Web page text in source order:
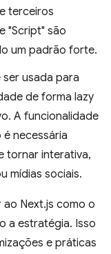
terceiros
"Script" são
um padrão forte.
usada para
de forma lazy
A funcionalidade
necessária
tornar interativa,
mídias sociais.
Next.js como o
a estratégia. Isso
e práticas